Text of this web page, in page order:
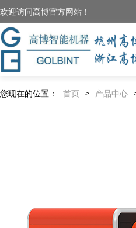
欢迎访问高博官方网站！
您现在的位置： 首页 > 产品中心